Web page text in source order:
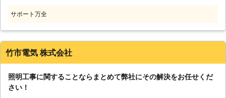
サポート万全
竹市電気 株式会社
照明工事に関することならまとめて弊社にその解決をお任せくだ
さい！